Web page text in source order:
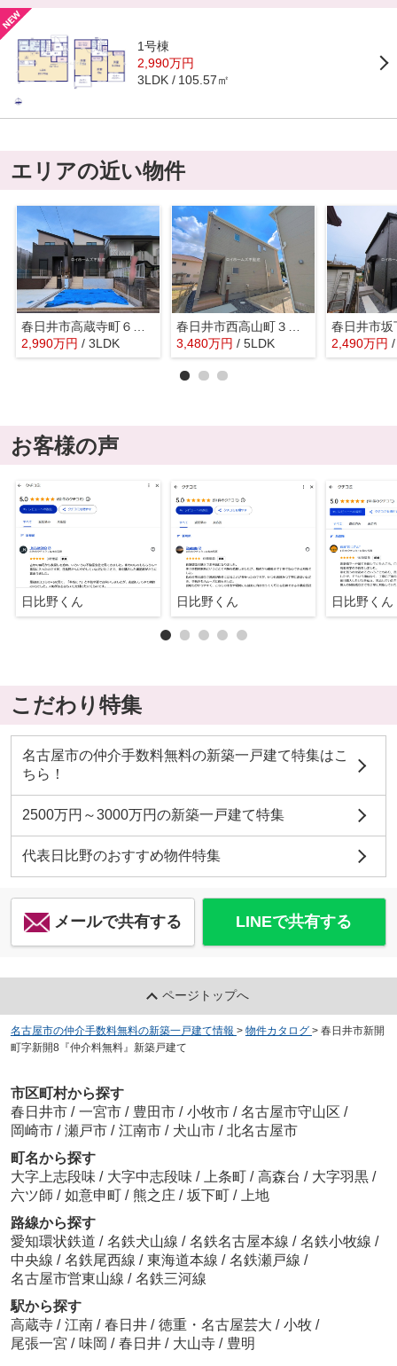
1号棟
2,990万円
3LDK 105.57㎡
エリアの近い物件
2,990万円 / 3LDK
3,480万円 / 5LDK 2,490万円
お客様の声
日比野くん 日比野くん 日比野くん
こだわり特集
名古屋市の仲介手数料無料の新築一戸建て特集はこ
ちら！
2500万円～3000万円の新築一戸建て特集
代表日比野のおすすめ物件特集
メールで共有する LINEで共有する
ページトップへ
名古屋市の仲介手数料無料の新築一戸建て情報 > 物件カタログ > 春日井市新開
町字新開8『仲介料無料』新築戸建て
市区町村から探す
春日井市 / 一宮市 / 豊田市 / 小牧市 / 名古屋市守山区 /
岡崎市 / 瀬戸市 / 江南市 / 犬山市 / 北名古屋市
町名から探す
大字上志段味 / 大字中志段味 / 上条町 / 高森台 / 大字羽黒 /
六ツ師 / 如意申町 / 熊之庄 / 坂下町 /
上地
路線から探す
愛知環状鉄道 / 名鉄犬山線 / 名鉄名古屋本線 / 名鉄小牧線 /
中央線 / 名鉄尾西線 / 東海道本線 / 名鉄瀬戸線 /
名古屋市営東山線 / 名鉄三河線
駅から探す
高蔵寺 / 江南 / 春日井 / 徳重・名古屋芸大 / 小牧 /
尾張一宮 / 味岡 / 春日井 / 大山寺 / 豊明